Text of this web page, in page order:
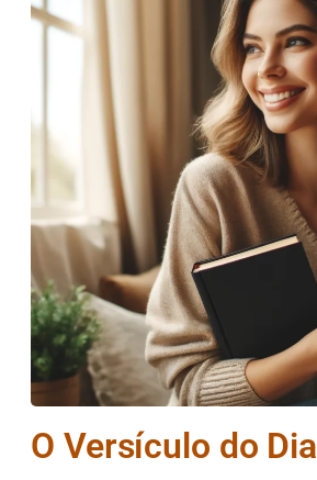
O Versículo do Dia